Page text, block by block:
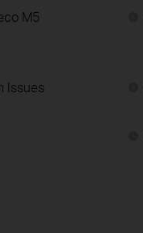
M5
Issues